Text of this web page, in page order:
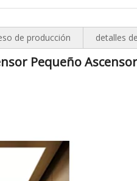
de producción detalles
Pequeño